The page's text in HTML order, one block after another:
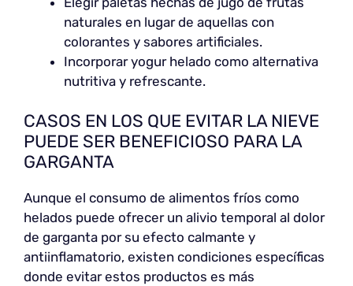
naturales en lugar de aquellas con
colorantes y sabores artificiales.
Incorporar yogur helado como alternativa
nutritiva y refrescante.
CASOS EN LOS QUE EVITAR LA NIEVE
PUEDE SER BENEFICIOSO PARA LA
GARGANTA
Aunque el consumo de alimentos fríos como
helados puede ofrecer un alivio temporal al dolor
de garganta por su efecto calmante y
antiinflamatorio, existen condiciones específicas
donde evitar estos productos es más